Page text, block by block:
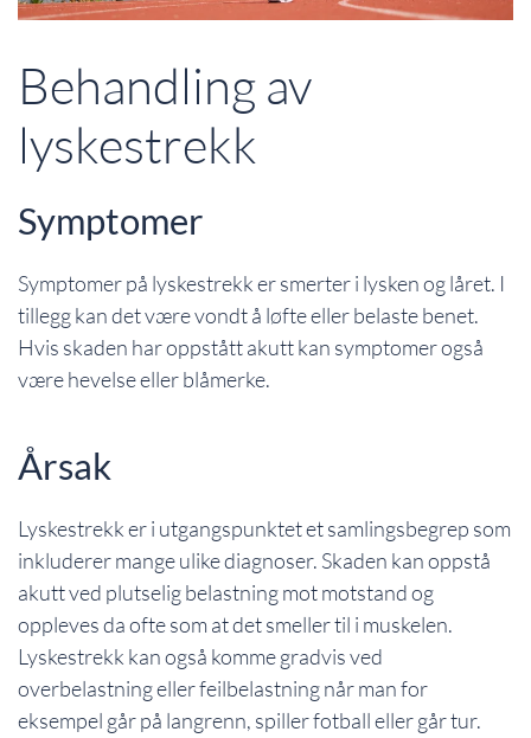
Behandling av
lyskestrekk
Symptomer
Symptomer på lyskestrekk er smerter i lysken og låret. I
tillegg kan det være vondt å løfte eller belaste benet.
Hvis skaden har oppstått akutt kan symptomer også
være hevelse eller blåmerke.
Årsak
Lyskestrekk er i utgangspunktet et samlingsbegrep som
inkluderer mange ulike diagnoser. Skaden kan oppstå
akutt ved plutselig belastning mot motstand og
oppleves da ofte som at det smeller til i muskelen.
Lyskestrekk kan også komme gradvis ved
overbelastning eller feilbelastning når man for
eksempel går på langrenn, spiller fotball eller går tur.